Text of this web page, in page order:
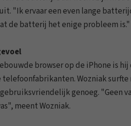
"Ik ervaar een even lange
de batterij het enige probleem is."
browser op de iPhone is
telefoonfabrikanten. Wozniak
genoeg. "Geen
meent Wozniak.